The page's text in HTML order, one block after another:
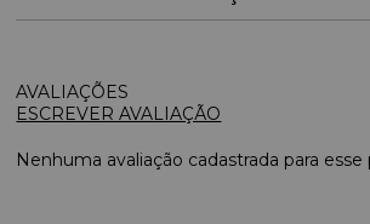
ESCREVER AVALIAÇÃO
Nenhuma avaliação cadastrada para esse